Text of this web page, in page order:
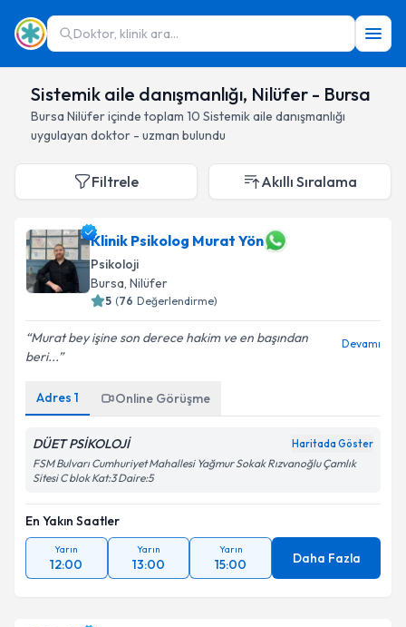
Doktor, klinik ara...
Sistemik aile danışmanlığı, Nilüfer - Bursa
Bursa Nilüferiçinde toplam 10 Sistemik aile danışmanlığı
uygulayan doktor - uzman bulundu
Filtrele Akıllı Sıralama
Klinik Psikolog Murat Yön
Psikoloji
Bursa, Nilüfer
5 (76 Değerlendirme)
Murat bey işine son derece hakim ve en başından
beri...
Devamı
Adres 1 Online Görüşme
DÜET PSİKOLOJİ Haritada Göster
FSM Bulvarı Cumhuriyet Mahallesi Yağmur Sokak Rızvanoğlu Çamlık
Sitesi C blok Kat:3 Daire:5
En Yakın Saatler
Yarın
12:00
Yarın
13:00
Yarın
15:00 Daha Fazla